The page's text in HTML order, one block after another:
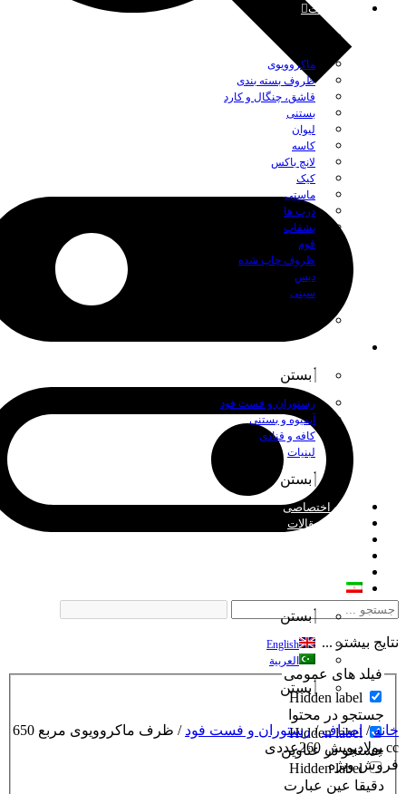
نتایج بیشتر ...
فیلد های عمومی
Hidden label
جستجو در محتوا
Hidden label
جستجو در عناوین
Hidden label
دقیقا عین عبارت
محصولات
ماکروویوی
ظروف بسته بندی
قاشق، چنگال و کارد
بستنی
لیوان
کاسه
لانچ باکس
کیک
ماستی
درب ها
بشقاب
فوم
ظروف چاپ شده
دیس
سینی
بستن
رستوران و فست فود
آبمیوه و بستنی
کافه و قنادی
لبنیات
بستن
چاپ اختصاصی
اخبار و مقالات
بستن
English
العربية
بستن
خانه/ اصناف/رستوران و فست فود
/ ظرف ماکروویوی مربع 650
cc پولادپویش 260عددی
فروش ویژه